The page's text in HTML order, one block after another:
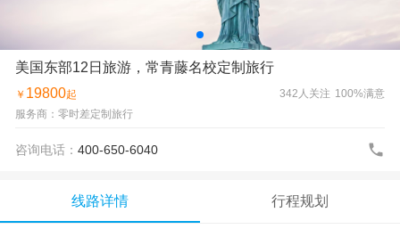
美国东部12日旅游，常青藤名校定制旅行
￥ 19800起 342人关注 100%满意
服务商：零时差定制旅行
咨询电话： 400-650-6040 
线路详情 行程规划